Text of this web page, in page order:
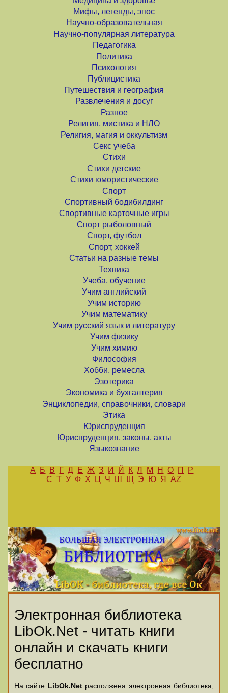
Мифы, легенды, эпос
Научно-образовательная
Научно-популярная литература
Педагогика
Политика
Психология
Публицистика
Путешествия и география
Развлечения и досуг
Разное
Религия, мистика и НЛО
Религия, магия и оккультизм
Секс учеба
Стихи
Стихи детские
Стихи юмористические
Спорт
Спортивный бодибилдинг
Спортивные карточные игры
Спорт рыболовный
Спорт, футбол
Спорт, хоккей
Статьи на разные темы
Техника
Учеба, обучение
Учим английский
Учим историю
Учим математику
Учим русский язык и литературу
Учим физику
Учим химию
Философия
Хобби, ремесла
Эзотерика
Экономика и бухгалтерия
Энциклопедии, справочники, словари
Этика
Юриспруденция
Юриспруденция, законы, акты
Языкознание
А Б В Г Д Е Ж З И Й К Л М Н О П
Р
С Т У Ф Х Ц Ч Ш Щ Э Ю Я AZ
Электронная библиотека
LibOk.Net - читать книги
онлайн и скачать книги
бесплатно
На сайте LibOk.Netрасполжена электронная библиотека,